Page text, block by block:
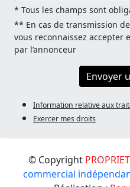
* Tous les champs sont
** En cas de transmission
vous reconnaissez accepter
par l’annonceur
Envoyer
Information relative aux
Exercer mes droits
© Copyright
commercial indépendant